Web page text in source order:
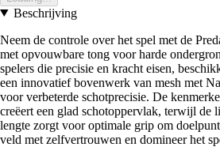
Beschrijving
Neem de controle over het spel met de
met opvouwbare tong voor harde
spelers die precisie en kracht eisen,
een innovatief bovenwerk van mesh met
voor verbeterde schotprecisie. De
creëert een glad schotoppervlak, terwijl de
lengte zorgt voor optimale grip om
veld met zelfvertrouwen en domineer het